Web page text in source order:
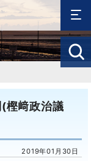
﨑政治議
2019年01月30日